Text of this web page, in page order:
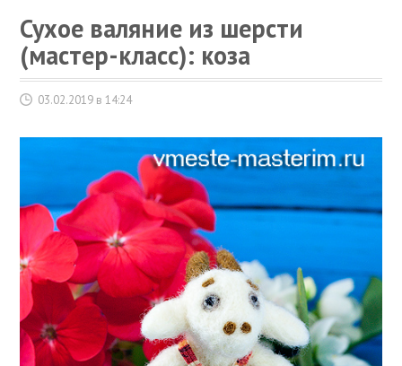
Сухое валяние из шерсти
(мастер-класс): коза
03.02.2019 в 14:24